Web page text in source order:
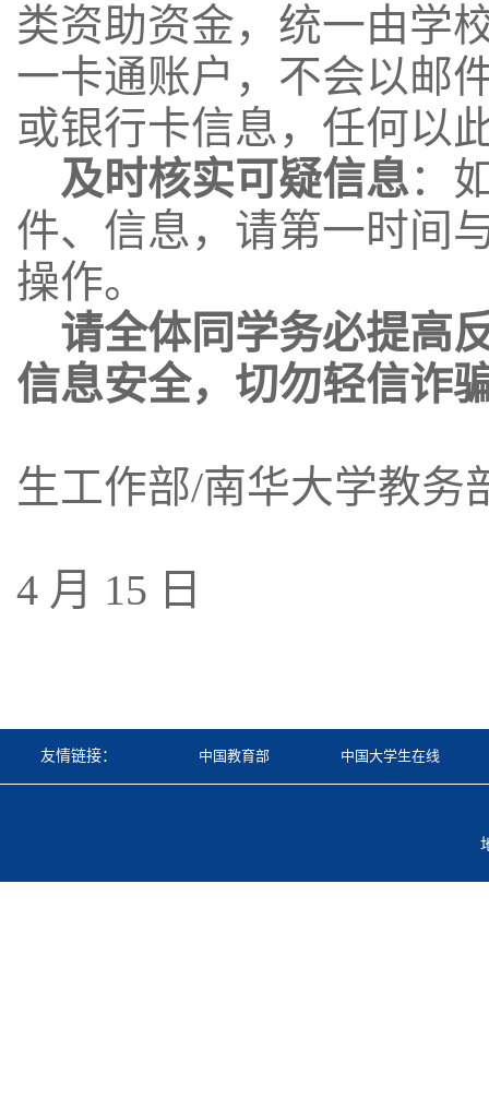
类资助资金，统一由学
一卡通账户， 不会以邮
或银行卡信息，任何以
及时核实可疑信息：
件、信息，请第一时间
操作。
请全体同学务必提高
信息安全，切勿轻信诈
生工作部/南华大学教务
4 月 15 日
友情链接： 中国教育部 中国大学生在线